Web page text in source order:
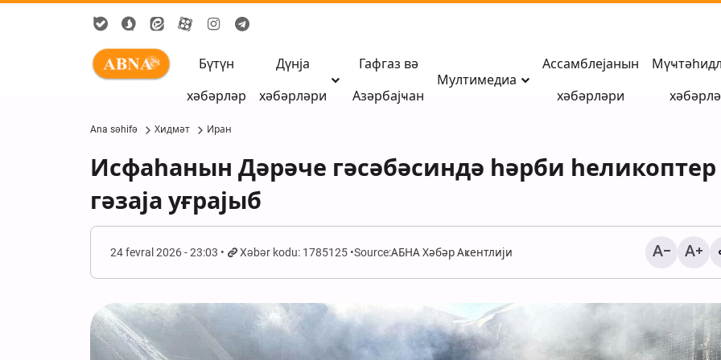
Бүтүн
хәбәрләр
Дүнја
хәбәрләри
Гафгаз вә
Азәрбајҹан
Мултимедиа
Ассамблејанын
хәбәрләри
Ana səhifə Хидмәт Иран
Исфаһанын Дәрәче гәсәбәсиндә һәрби һеликоптер
гәзаја уғрајыб
24 fevral 2026 - 23:03 Xəbər kodu: 1785125 Source:АБНА Хәбәр Аҝентлији
Мүһаҹирани:
Иран тарихинин ачыг
китабы, азадлыг вә